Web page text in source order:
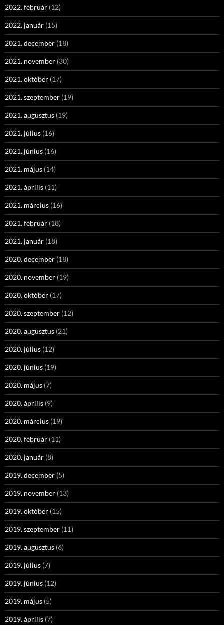
2022. február (12)
2022. január (15)
2021. december (18)
2021. november (30)
2021. október (17)
2021. szeptember (19)
2021. augusztus (19)
2021. július (16)
2021. június (16)
2021. május (14)
2021. április (11)
2021. március (16)
2021. február (18)
2021. január (18)
2020. december (18)
2020. november (19)
2020. október (17)
2020. szeptember (12)
2020. augusztus (21)
2020. július (12)
2020. június (19)
2020. május (7)
2020. április (9)
2020. március (19)
2020. február (11)
2020. január (8)
2019. december (5)
2019. november (13)
2019. október (15)
2019. szeptember (11)
2019. augusztus (6)
2019. július (7)
2019. június (12)
2019. május (5)
2019. április (7)